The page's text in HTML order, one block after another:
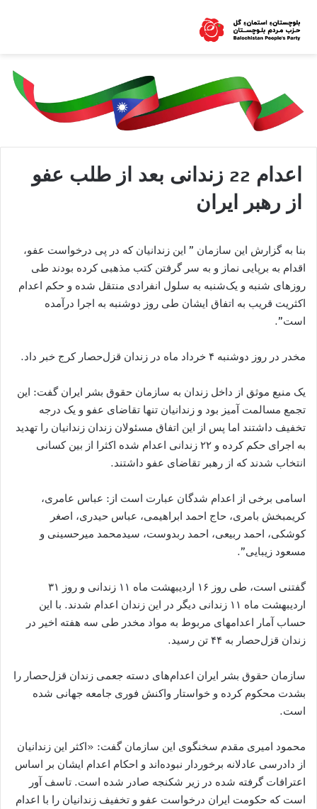
اعدام 22 زندانى بعد از طلب عفو
از رهبر ايران
بنا به گزارش اين سازمان ” این زندانیان که در پی درخواست عفو،
اقدام به برپایی نماز و به سر گرفتن کتب مذهبی کرده بودند طی
روزهای شنبه و یک‌شنبه به سلول انفرادی منتقل شده و حكم اعدام
اکثریت قریب به اتفاق ایشان طی روز دوشنبه به اجرا درآمده
است”.
مخدر در روز دوشنبه ۴ خرداد ماه در زندان قزل‌حصار کرج خبر داد.
یک منبع موثق از داخل زندان به سازمان حقوق بشر ایران گفت: این
تجمع مسالمت آمیز بود و زندانیان تنها تقاضای عفو و یک درجه
تخفیف داشتند اما پس از این اتفاق مسئولان زندان زندانیان را تهدید
به اجرای حکم کرده و ۲۲ زندانی اعدام شده اکثرا از بین کسانی
انتخاب شدند که از رهبر تقاضای عفو داشتند.
اسامی برخی از اعدام شدگان عبارت است از: عباس عامری،
کریمبخش بامری، حاج احمد ابراهیمی، عباس حیدری، اصغر
کوشکی، احمد ربیعی، احمد ربدوست، سیدمحمد میرحسینی و
مسعود زیبایی”.
گفتنی است، طی روز ۱۶ اردیبهشت ماه ۱۱ زندانی و روز ۳۱
اردیبهشت ماه ۱۱ زندانی دیگر در این زندان اعدام شدند. با این
حساب آمار اعدامهای مربوط به مواد مخدر طی سه هفته اخیر در
زندان قزل‌حصار به ۴۴ تن رسید.
سازمان حقوق بشر ایران اعدام‌های دسته جعمی زندان قزل‌حصار را
بشدت محکوم کرده و خواستار واکنش فوری جامعه جهانی شده
است.
محمود امیری مقدم سخنگوی این سازمان گفت: «اکثر این زندانیان
از دادرسی عادلانه برخوردار نبوده‌اند و احکام اعدام ایشان بر اساس
اعترافات گرفته شده در زیر شکنجه صادر شده است. تاسف آور
است که حکومت ایران درخواست عفو و تخفیف زندانیان را با اعدام